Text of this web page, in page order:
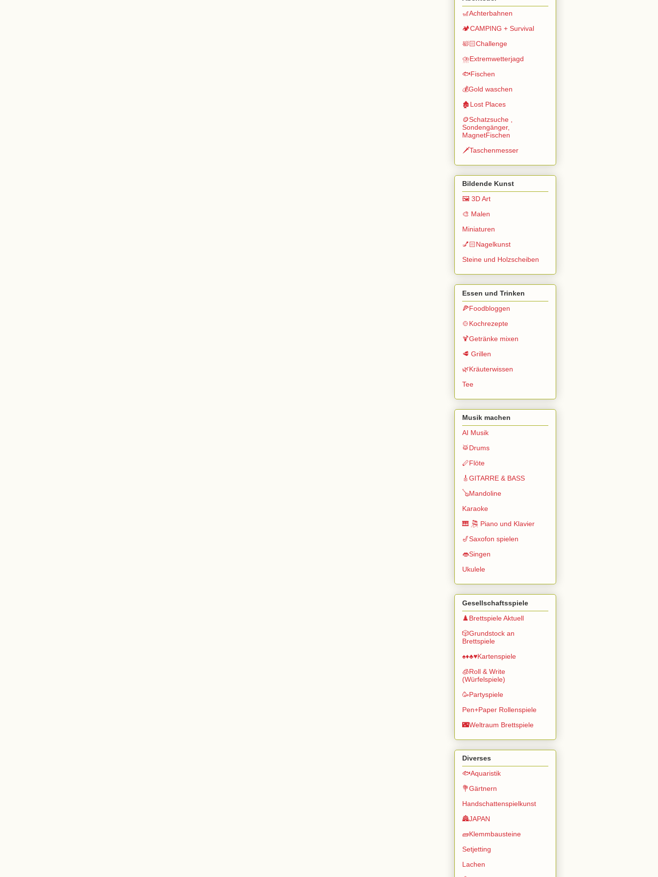
🎢Achterbahnen
🏕️CAMPING + Survival
🛀🏻Challenge
⛈️Extremwetterjagd
🐟Fischen
💰Gold waschen
🏚️Lost Places
🪙Schatzsuche ,
Sondengänger,
MagnetFischen
🗡️Taschenmesser
Bildende Kunst
🖼️ 3D Art
🎨 Malen
Miniaturen
💅🏻Nagelkunst
Steine und Holzscheiben
Essen und Trinken
🍕Foodbloggen
🍲Kochrezepte
🍹Getränke mixen
🥩 Grillen
🌿Kräuterwissen
Tee
Musik machen
AI Musik
🥁Drums
🪈Flöte
🎸GITARRE & BASS
🪕Mandoline
Karaoke
🎹 🎘 Piano und Klavier
🎷Saxofon spielen
👄Singen
Ukulele
Gesellschaftsspiele
♟️Brettspiele Aktuell
🎲Grundstock an
Brettspiele
♠️♦️♣️♥️Kartenspiele
🧊Roll & Write
(Würfelspiele)
🥳Partyspiele
Pen+Paper Rollenspiele
🌃Weltraum Brettspiele
Diverses
🐟Aquaristik
💐Gärtnern
Handschattenspielkunst
🏯JAPAN
🧱Klemmbausteine
Setjetting
Lachen